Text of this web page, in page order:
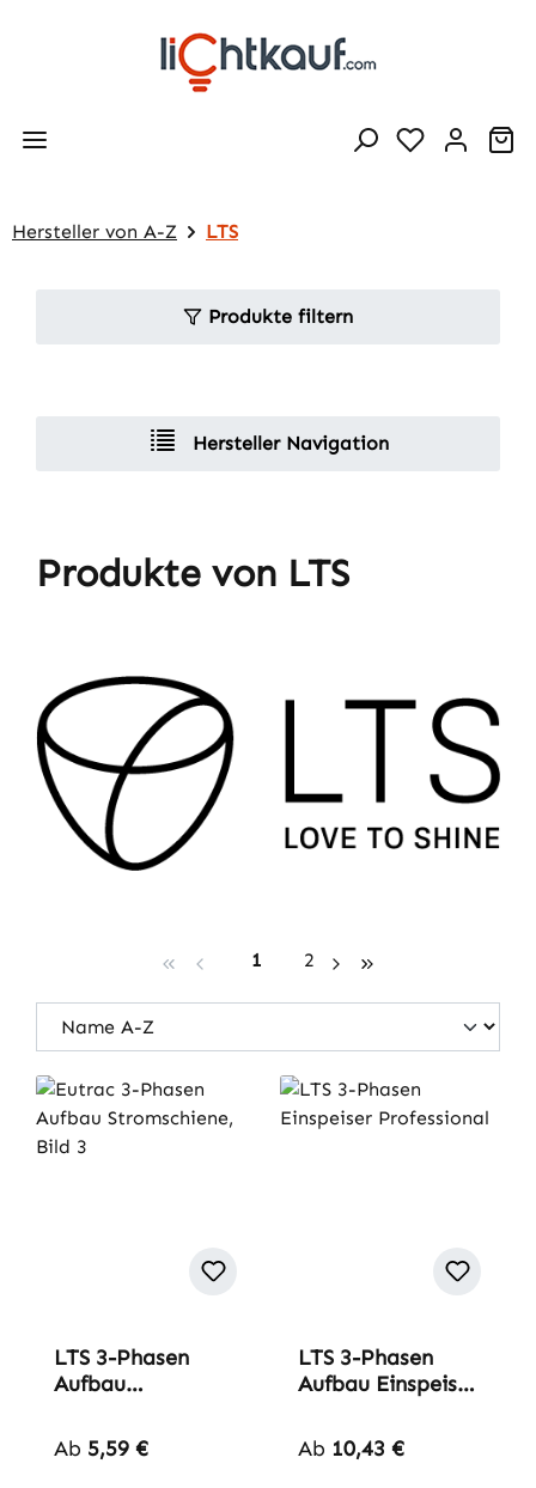
Zum Hauptinhalt springen
Hersteller von A-Z LTS
Produkte filtern
Hersteller Navigation
Produkte von LTS
Seite
1 Seite
2
LTS 3-Phasen
Aufbau
mer
Regulärer Preis:
Ab 5,59 €
LTS 3-Phasen
Aufbau Einspeiser
Regulärer Preis:
Ab 10,43 €